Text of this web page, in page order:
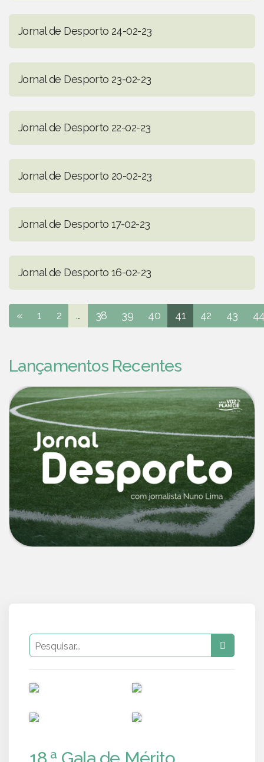
Jornal de Desporto 24-02-23
Jornal de Desporto 23-02-23
Jornal de Desporto 22-02-23
Jornal de Desporto 20-02-23
Jornal de Desporto 17-02-23
Jornal de Desporto 16-02-23
« 1 2 ... 38 39 40 41 42 43
Lançamentos Recentes